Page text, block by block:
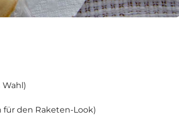
den Raketen-Look)